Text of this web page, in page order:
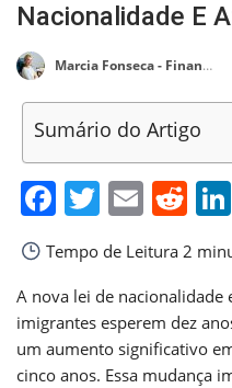
Nacionalidade E
Marcia Fonseca - Financial Consultant
Sumário do Artigo
Facebook
Twitter
Email
Tempo de Leitura 2
A nova lei de nacionalidade
imigrantes esperem dez
um aumento significativo
cinco anos. Essa mudança